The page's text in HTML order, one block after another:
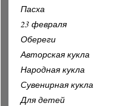
Пасха
23 февраля
Обереги
Авторская кукла
Народная кукла
Сувенирная кукла
Для детей